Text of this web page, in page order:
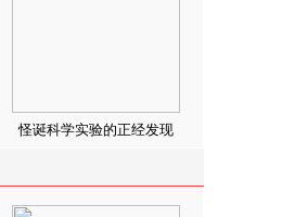
怪诞科学实验的正经发现